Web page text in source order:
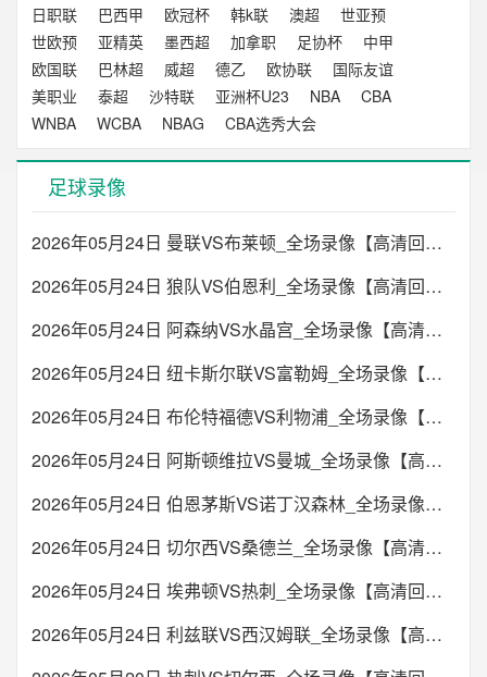
日职联
巴西甲 欧冠杯 韩k联 澳超
世亚预
世欧预
亚精英 墨西超 加拿职 足协杯
中甲
欧国联
巴林超 威超 德乙 欧协联
国际友谊
美职业
泰超 沙特联 亚洲杯U23 NBA
CBA
WNBA
WCBA NBAG CBA选秀大会
足球录像
2026年05月24日 曼联VS布莱顿_全场录像【高清回放】
2026年05月24日 狼队VS伯恩利_全场录像【高清回放】
2026年05月24日 阿森纳VS水晶宫_全场录像【高清回放】
2026年05月24日 纽卡斯尔联VS富勒姆_全场录像【高清回放】
2026年05月24日 布伦特福德VS利物浦_全场录像【高清回放】
2026年05月24日 阿斯顿维拉VS曼城_全场录像【高清回放】
2026年05月24日 伯恩茅斯VS诺丁汉森林_全场录像【高清回放】
2026年05月24日 切尔西VS桑德兰_全场录像【高清回放】
2026年05月24日 埃弗顿VS热刺_全场录像【高清回放】
2026年05月24日 利兹联VS西汉姆联_全场录像【高清回放】